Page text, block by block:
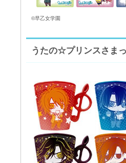
©早乙女学園
うたの☆プリンスさま